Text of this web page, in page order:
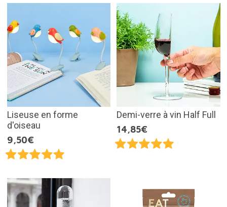
Liseuse en forme
d'oiseau
9,50€
Demi-verre à vin Half Full
14,85€